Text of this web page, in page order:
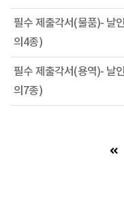
필수 제출각서(물품)- 날
의4종)
필수 제출각서(용역)- 날
의7종)